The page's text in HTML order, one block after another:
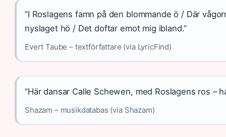
”I Roslagens famn på den blommande ö / Där
nyslaget hö / Det doftar emot mig ibland.”
Evert Taube – textförfattare (via LyricFind)
”Här dansar Calle Schewen, med Roslagens ros –
Shazam – musikdatabas (via Shazam)